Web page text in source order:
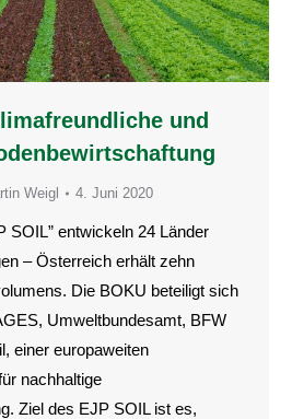
und
Weigl 4. Juni 2020
SOIL” entwickeln 24 Länder
– Österreich erhält zehn
Die BOKU beteiligt sich
Umweltbundesamt, BFW
einer europaweiten
nachhaltige
Ziel des EJP SOIL ist es,